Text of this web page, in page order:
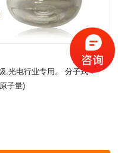
,光电行业专用。 分子式：
子量)